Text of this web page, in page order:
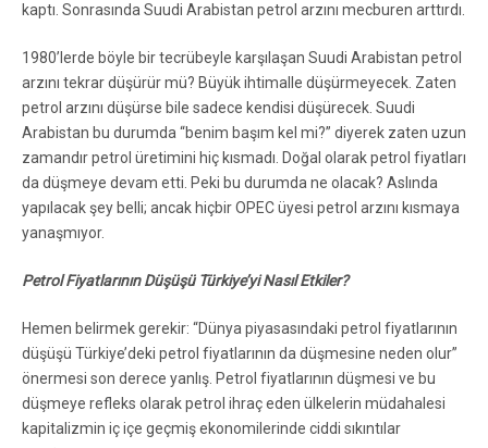
kaptı. Sonrasında Suudi Arabistan petrol arzını mecburen arttırdı.
1980’lerde böyle bir tecrübeyle karşılaşan Suudi Arabistan petrol
arzını tekrar düşürür mü? Büyük ihtimalle düşürmeyecek. Zaten
petrol arzını düşürse bile sadece kendisi düşürecek. Suudi
Arabistan bu durumda “benim başım kel mi?” diyerek zaten uzun
zamandır petrol üretimini hiç kısmadı. Doğal olarak petrol fiyatları
da düşmeye devam etti. Peki bu durumda ne olacak? Aslında
yapılacak şey belli; ancak hiçbir OPEC üyesi petrol arzını kısmaya
yanaşmıyor.
Petrol Fiyatlarının Düşüşü Türkiye’yi Nasıl Etkiler?
Hemen belirmek gerekir: “Dünya piyasasındaki petrol fiyatlarının
düşüşü Türkiye’deki petrol fiyatlarının da düşmesine neden olur”
önermesi son derece yanlış. Petrol fiyatlarının düşmesi ve bu
düşmeye refleks olarak petrol ihraç eden ülkelerin müdahalesi
kapitalizmin iç içe geçmiş ekonomilerinde ciddi sıkıntılar